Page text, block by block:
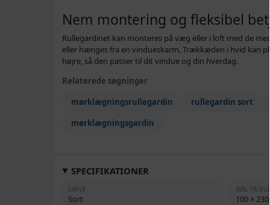
Nem montering og fleksibel
Rullegardinet kan monteres på væg eller i loft med de
eller hænges fra en vindueskarm. Trækkæden i hvid kan
højre, så den passer til dit vindue og din hverdag.
Relaterede søgninger
mørklægningsrullegardin
rullegardin sort
mørklægningsgardin
SPECIFIKATIONER
FARVE
Sort
MÅL PÅ
100 ×